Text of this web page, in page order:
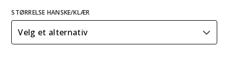
STØRRELSE HANSKE/KLÆR